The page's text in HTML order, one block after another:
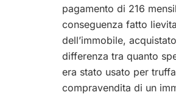
pagamento di 216
conseguenza fatto
dell’immobile,
differenza tra quanto
era stato usato per
compravendita di un